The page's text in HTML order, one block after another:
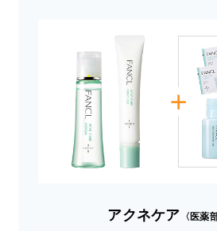
アクネケア 〈医薬